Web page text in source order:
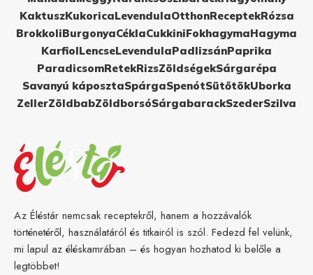
KaktuszKukoricaLevendulaOtthonReceptekRózsa
BrokkoliBurgonyaCéklaCukkiniFokhagymaHagyma
KarfiolLencseLevendulaPadlizsánPaprika
ParadicsomRetekRizsZöldségekSárgarépa
Savanyú káposztaSpárgaSpenótSütőtökUborka
ZellerZöldbabZöldborsóSárgabarackSzederSzilva
Az Éléstár nemcsak receptekről, hanem a hozzávalók
történetéről, használatáról és titkairól is szól. Fedezd fel velünk,
mi lapul az éléskamrában – és hogyan hozhatod ki belőle a
legtöbbet!